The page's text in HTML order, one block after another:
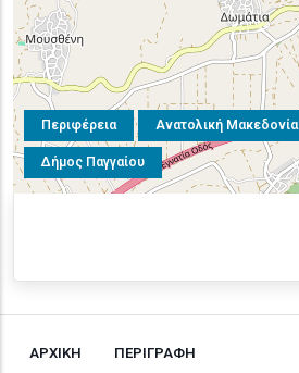
Περιφέρεια Ανατολική Μακεδονία
Δήμος Παγγαίου
ΑΡΧΙΚΗ ΠΕΡΙΓΡΑΦΗ